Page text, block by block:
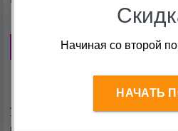
Описание Доставка
Любительские гири - спортивные
тренировок с целью общего
невысокой ценой и менее
Начиная со второй
НАЧАТЬ